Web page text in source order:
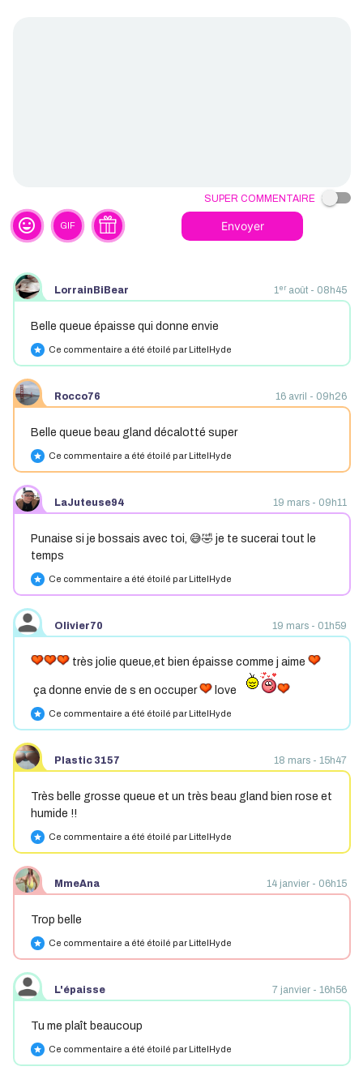
tag_faces GIF
Super commentaire
Envoyer
LorrainBiBear 1eraoût - 08h45
Belle queue épaisse qui donne envie
star Ce commentaire a été étoilé par LittelHyde
Rocco76 16 avril - 09h26
Belle queue beau gland décalotté super
star Ce commentaire a été étoilé par LittelHyde
LaJuteuse94 19 mars - 09h11
Punaise si je bossais avec toi, 😅🤣 je te sucerai tout le
temps
star Ce commentaire a été étoilé par LittelHyde
Olivier70 19 mars - 01h59
très jolie queue,et bien épaisse comme j aime
ça donne envie de s en occuper love
star Ce commentaire a été étoilé par LittelHyde
Plastic 3157 18 mars - 15h47
Très belle grosse queue et un très beau gland bien rose et
humide !!
star Ce commentaire a été étoilé par LittelHyde
MmeAna 14 janvier - 06h15
Trop belle
star Ce commentaire a été étoilé par LittelHyde
L'épaisse 7 janvier - 16h56
Tu me plaît beaucoup
star Ce commentaire a été étoilé par LittelHyde